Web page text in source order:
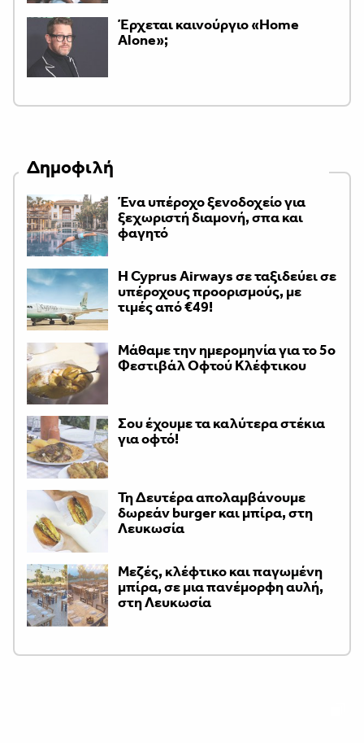
Έρχεται καινούργιο «Home
Alone»;
Δημοφιλή
Ένα υπέροχο ξενοδοχείο για
ξεχωριστή διαμονή, σπα και
φαγητό
H Cyprus Airways σε ταξιδεύει σε
υπέροχους προορισμούς, με
τιμές από €49!
Μάθαμε την ημερομηνία για το 5ο
Φεστιβάλ Οφτού Κλέφτικου
Σου έχουμε τα καλύτερα στέκια
για οφτό!
Τη Δευτέρα απολαμβάνουμε
δωρεάν burger και μπίρα, στη
Λευκωσία
Μεζές, κλέφτικο και παγωμένη
μπίρα, σε μια πανέμορφη αυλή,
στη Λευκωσία